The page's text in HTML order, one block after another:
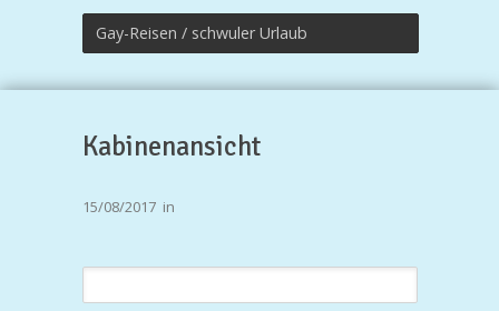
Gay-Reisen / schwuler Urlaub
Kabinenansicht
15/08/2017 in